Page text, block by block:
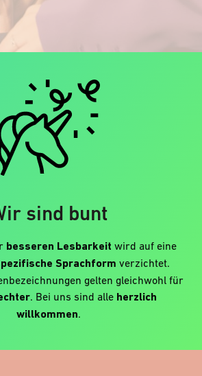
sind bunt
besseren Lesbarkeit wird auf eine
Sprachform verzichtet.
gelten gleichwohl für
. Bei uns sind alle herzlich
willkommen.